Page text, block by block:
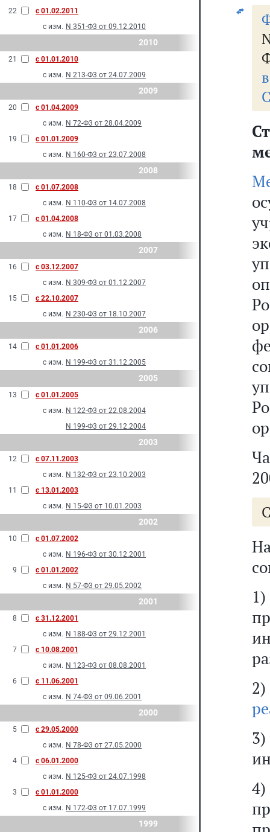
22
с 01.02.2011
с изм. N 351-Ф3 от 09.12.2010
2010
21
с 01.01.2010
с изм. N 213-Ф3 от 24.07.2009
2009
20
с 01.04.2009
с изм. N 72-Ф3 от 28.04.2009
19
с 01.01.2009
с изм. N 160-Ф3 от 23.07.2008
2008
18
с 01.07.2008
с изм. N 110-Ф3 от 14.07.2008
17
с 01.04.2008
с изм. N 18-Ф3 от 01.03.2008
2007
16
с 03.12.2007
с изм. N 309-Ф3 от 01.12.2007
15
с 22.10.2007
с изм. N 230-Ф3 от 18.10.2007
2006
14
с 01.01.2006
с изм. N 199-Ф3 от 31.12.2005
2005
13
с 01.01.2005
с изм. N 122-Ф3 от 22.08.2004
N 199-Ф3 от 29.12.2004
2003
12
с 07.11.2003
с изм. N 132-Ф3 от 23.10.2003
11
с 13.01.2003
с изм. N 15-Ф3 от 10.01.2003
2002
10
с 01.07.2002
с изм. N 196-Ф3 от 30.12.2001
9
с 01.01.2002
с изм. N 57-Ф3 от 29.05.2002
2001
8
с 31.12.2001
с изм. N 188-Ф3 от 29.12.2001
7
с 10.08.2001
с изм. N 123-Ф3 от 08.08.2001
6
с 11.06.2001
с изм. N 74-Ф3 от 09.06.2001
2000
5
с 29.05.2000
с изм. N 78-Ф3 от 27.05.2000
4
с 06.01.2000
с изм. N 125-Ф3 от 24.07.1998
3
с 01.01.2000
с изм. N 172-Ф3 от 17.07.1999
1999